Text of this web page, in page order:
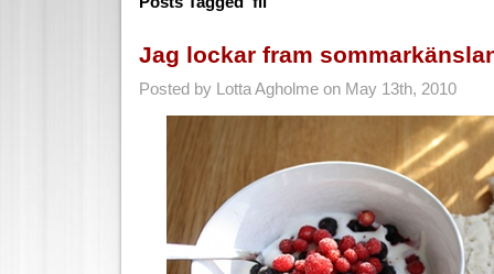
Jag lockar fram
Posted by Lotta Agholme on May 13th, 2010